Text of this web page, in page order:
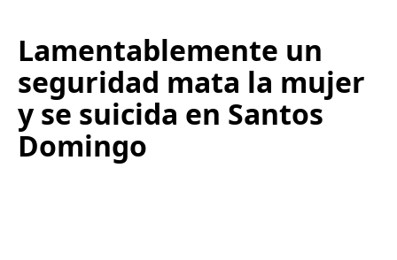
Lamentablemente un
seguridad mata la mujer
y se suicida en Santos
Domingo